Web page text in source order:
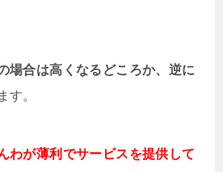
場合は高くなるどころか、逆に
す。
わが薄利でサービスを提供して